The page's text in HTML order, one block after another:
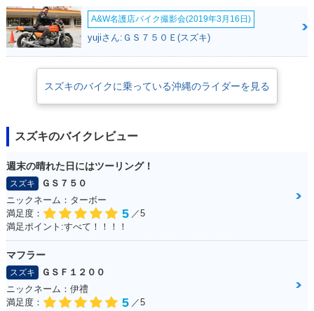
A&W名護店バイク撮影会(2019年3月16日)
yujiさん:ＧＳ７５０Ｅ(スズキ)
スズキのバイクに乗っている沖縄のライダーを見る
スズキのバイクレビュー
週末の晴れた日にはツーリング！
スズキ
ＧＳ７５０
ニックネーム：ターボー
満足度：
5 ／5
満足ポイント:すべて！！！！
マフラー
スズキ
ＧＳＦ１２００
ニックネーム：伊禮
満足度：
5 ／5